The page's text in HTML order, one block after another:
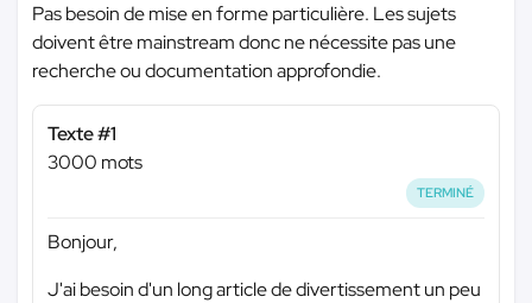
Pas besoin de mise en forme particulière. Les sujets
doivent être mainstream donc ne nécessite pas une
recherche ou documentation approfondie.
Texte #1
3000 mots
TERMINÉ
Bonjour,
J'ai besoin d'un long article de divertissement un peu